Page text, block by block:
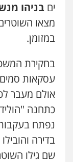
ים בניהו
במזומן.
בחקירת
עסקאות
אולם מעבר
כתחנה
נפתח
בדירה
שם גילו